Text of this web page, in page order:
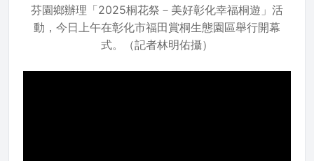
芬園鄉辦理「2025桐花祭－美好彰化幸福桐遊」活
動，今日上午在彰化市福田賞桐生態園區舉行開幕
式。（記者林明佑攝）